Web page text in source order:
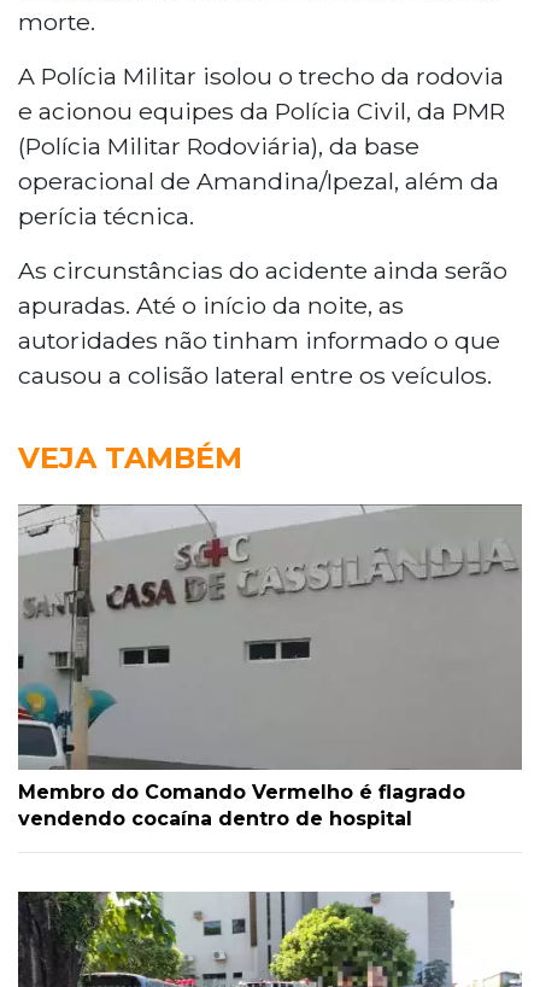
morte.
A Polícia Militar isolou o trecho da rodovia
e acionou equipes da Polícia Civil, da PMR
(Polícia Militar Rodoviária), da base
operacional de Amandina/Ipezal, além da
perícia técnica.
As circunstâncias do acidente ainda serão
apuradas. Até o início da noite, as
autoridades não tinham informado o que
causou a colisão lateral entre os veículos.
VEJA TAMBÉM
Membro do Comando Vermelho é flagrado
vendendo cocaína dentro de hospital